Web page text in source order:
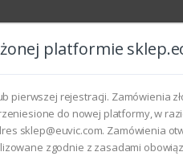
platformie
pierwszej rejestracji. Zamówienia
do nowej platformy, w
sklep@euvic.com. Zamówienia
zgodnie z zasadami